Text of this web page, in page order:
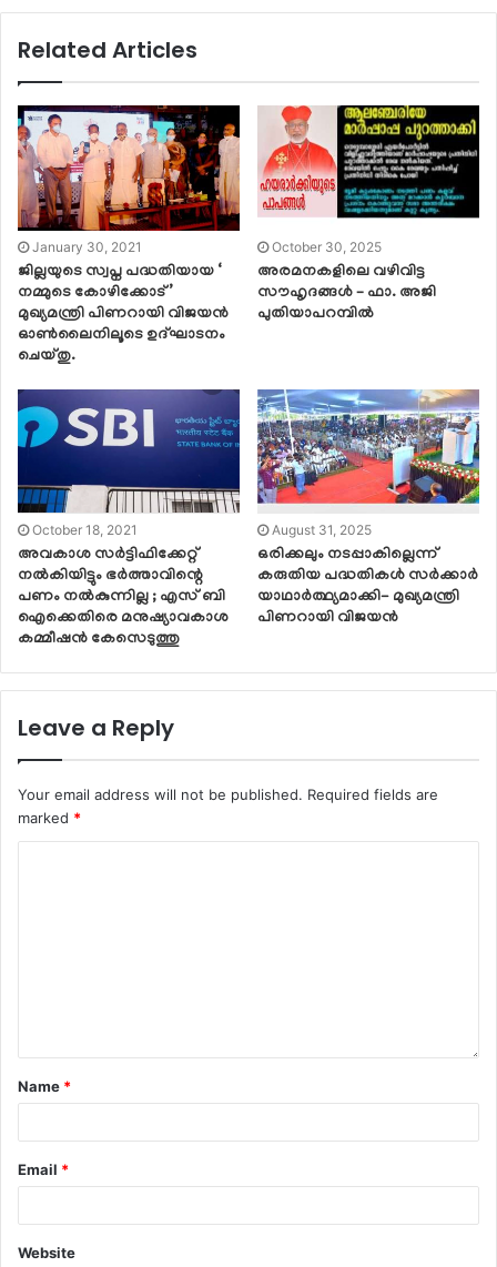
Related Articles
January 30, 2021
ജില്ലയുടെ സ്വപ്ന പദ്ധതിയായ ‘
നമ്മുടെ കോഴിക്കോട്’
മുഖ്യമന്ത്രി പിണറായി വിജയന്‍
ഓണ്‍ലൈനിലൂടെ ഉദ്ഘാടനം
ചെയ്തു.
October 30, 2025
അരമനകളിലെ വഴിവിട്ട
സൗഹൃദങ്ങൾ – ഫാ. അജി
പുതിയാപറമ്പിൽ
October 18, 2021
അവകാശ സർട്ടിഫിക്കേറ്റ്
നൽകിയിട്ടും ഭർത്താവിന്റെ
പണം നൽകുന്നില്ല ; എസ് ബി
ഐക്കെതിരെ മനുഷ്യാവകാശ
കമ്മീഷൻ കേസെടുത്തു
August 31, 2025
ഒരിക്കലും നടപ്പാകില്ലെന്ന്
കരുതിയ പദ്ധതികൾ സർക്കാർ
യാഥാർത്ഥ്യമാക്കി- മുഖ്യമന്ത്രി
പിണറായി വിജയൻ
Leave a Reply
Your email address will not be published. Required fields are
marked *
Name *
Email *
Website